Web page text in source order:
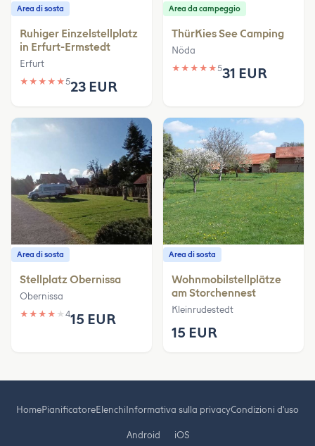
Area di sosta
Ruhiger Einzelstellplatz
in Erfurt-Ermstedt
Erfurt
★ ★ ★ ★ ★523 EUR
Area da campeggio
ThürKies See Camping
Nöda
★ ★ ★ ★ ★531 EUR
Area di sosta
Stellplatz Obernissa
Obernissa
★ ★ ★ ★ ★ 415 EUR
Area di sosta
Wohnmobilstellplätze
am Storchennest
Kleinrudestedt
15 EUR
HomePianificatoreElenchiInformativa sulla privacyCondizioni d'uso
Android iOS